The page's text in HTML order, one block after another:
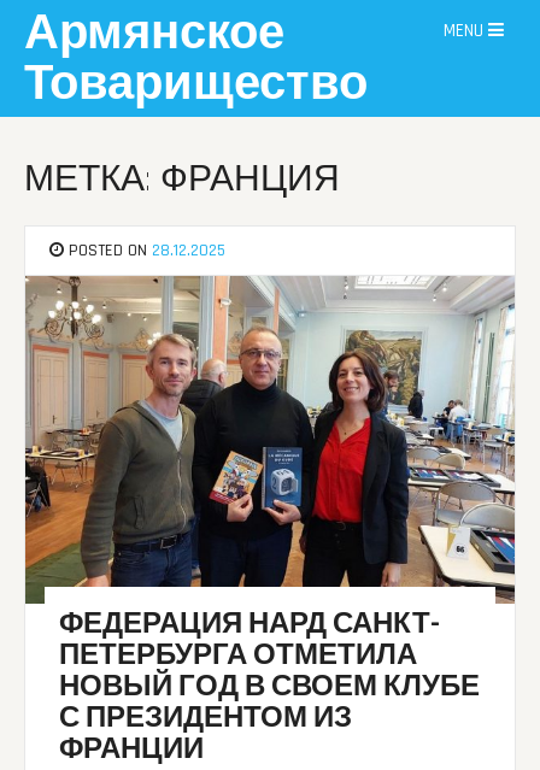
content
Армянское
Товарищество
MENU
МЕТКА: ФРАНЦИЯ
POSTED ON 28.12.2025
ФЕДЕРАЦИЯ НАРД САНКТ-
ПЕТЕРБУРГА ОТМЕТИЛА
НОВЫЙ ГОД В СВОЕМ КЛУБЕ
С ПРЕЗИДЕНТОМ ИЗ
ФРАНЦИИ